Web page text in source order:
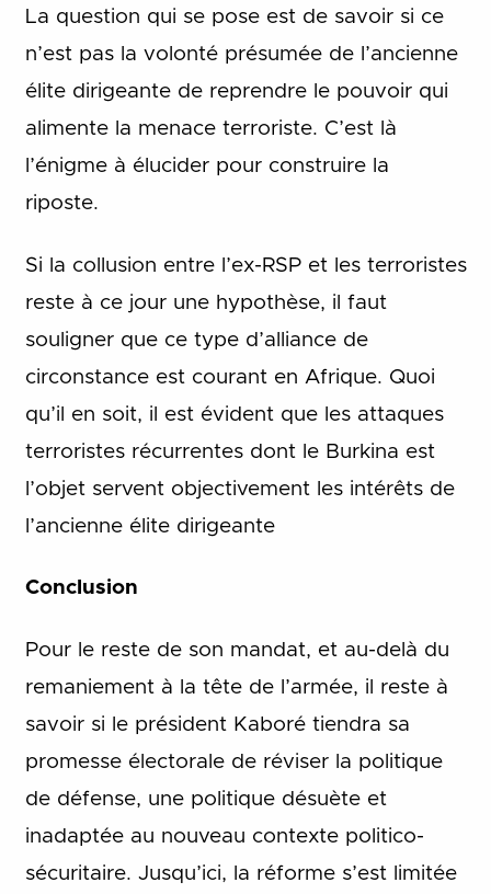
La question qui se pose est de savoir si ce
n’est pas la volonté présumée de l’ancienne
élite dirigeante de reprendre le pouvoir qui
alimente la menace terroriste. C’est là
l’énigme à élucider pour construire la
riposte.
Si la collusion entre l’ex-RSP et les terroristes
reste à ce jour une hypothèse, il faut
souligner que ce type d’alliance de
circonstance est courant en Afrique. Quoi
qu’il en soit, il est évident que les attaques
terroristes récurrentes dont le Burkina est
l’objet servent objectivement les intérêts de
l’ancienne élite dirigeante
Conclusion
Pour le reste de son mandat, et au-delà du
remaniement à la tête de l’armée, il reste à
savoir si le président Kaboré tiendra sa
promesse électorale de réviser la politique
de défense, une politique désuète et
inadaptée au nouveau contexte politico-
sécuritaire. Jusqu’ici, la réforme s’est limitée